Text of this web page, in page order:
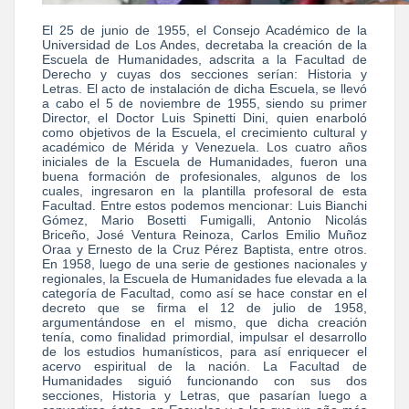
El 25 de junio de 1955, el Consejo Académico de la
Universidad de Los Andes, decretaba la creación de la
Escuela de Humanidades, adscrita a la Facultad de
Derecho y cuyas dos secciones serían: Historia y
Letras. El acto de instalación de dicha Escuela, se llevó
a cabo el 5 de noviembre de 1955, siendo su primer
Director, el Doctor Luis Spinetti Dini, quien enarboló
como objetivos de la Escuela, el crecimiento cultural y
académico de Mérida y Venezuela. Los cuatro años
iniciales de la Escuela de Humanidades, fueron una
buena formación de profesionales, algunos de los
cuales, ingresaron en la plantilla profesoral de esta
Facultad. Entre estos podemos mencionar: Luis Bianchi
Gómez, Mario Bosetti Fumigalli, Antonio Nicolás
Briceño, José Ventura Reinoza, Carlos Emilio Muñoz
Oraa y Ernesto de la Cruz Pérez Baptista, entre otros.
En 1958, luego de una serie de gestiones nacionales y
regionales, la Escuela de Humanidades fue elevada a la
categoría de Facultad, como así se hace constar en el
decreto que se firma el 12 de julio de 1958,
argumentándose en el mismo, que dicha creación
tenía, como finalidad primordial, impulsar el desarrollo
de los estudios humanísticos, para así enriquecer el
acervo espiritual de la nación. La Facultad de
Humanidades siguió funcionando con sus dos
secciones, Historia y Letras, que pasarían luego a